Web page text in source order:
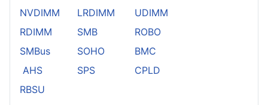
NVDIMM
LRDIMM
UDIMM
RDIMM
SMB
ROBO
SMBus
SOHO
BMC
AHS
SPS
CPLD
RBSU